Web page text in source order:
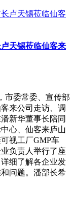
天锡莅临仙客来
市委常委、宣传部
来公司走访、调
新华董事长陪同
心、仙客来庐山
视工厂GMP车
负责人举行了座
细了解各企业发
问题。潘部长希